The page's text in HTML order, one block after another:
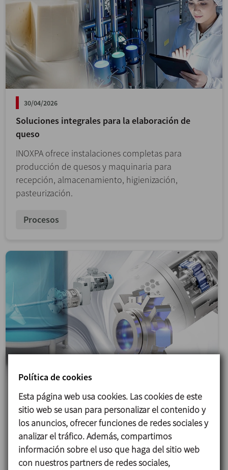
30/04/2026
Soluciones integrales para la elaboración de
queso
INOXPA ofrece instalaciones completas para
producción de quesos y maquinaria para
recepción, almacenamiento, higienización,
pasteurización.
Procesos
31/03/2026
Agitador lateral DINAMIX SMX: nuevas opciones
Con la incorporación de las nuevas opciones de
sellado, el agitador lateral DINAMIX SMX
Política de cookies
Esta página web usa cookies. Las cookies de este
sitio web se usan para personalizar el contenido y
los anuncios, ofrecer funciones de redes sociales y
analizar el tráfico. Además, compartimos
información sobre el uso que haga del sitio web
con nuestros partners de redes sociales,